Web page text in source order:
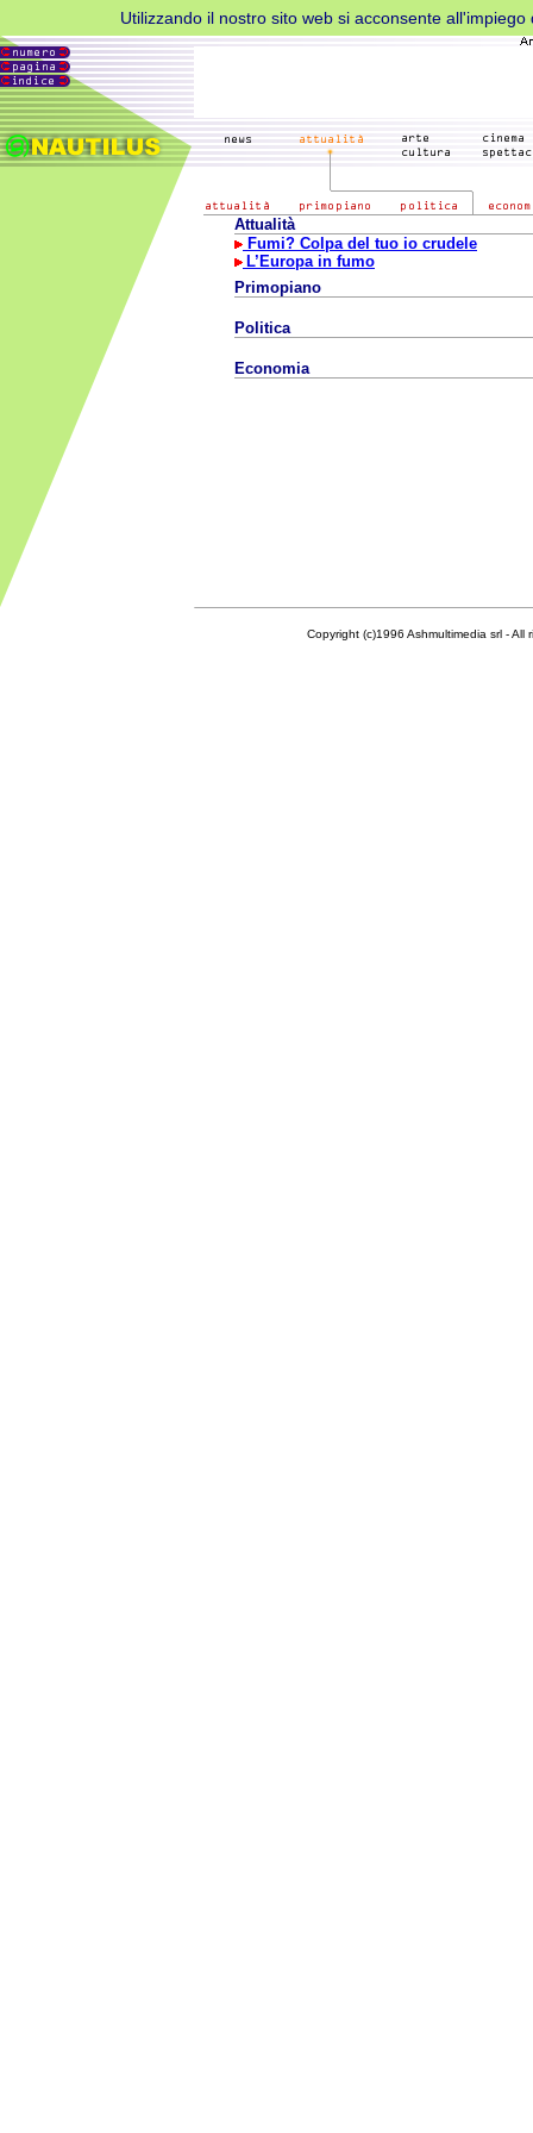
Utilizzando il nostro sito web si acconsente
Attualità
Fumi? Colpa del tuo io crudele
L’Europa in fumo
Primopiano
Politica
Economia
Copyright (c)1996 Ashmultimedia srl - All